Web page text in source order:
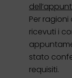
Per
ricevuti i
stato
requisiti.